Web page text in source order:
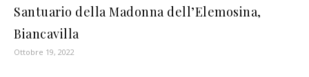
Santuario della Madonna dell’Elemosina,
Biancavilla
Ottobre 19, 2022